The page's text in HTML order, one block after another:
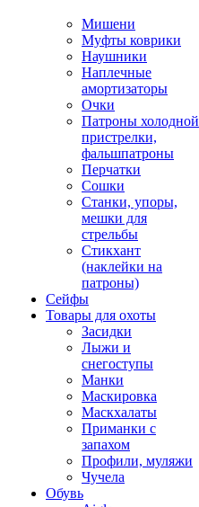
Мишени
Муфты коврики
Наушники
Наплечные
амортизаторы
Очки
Патроны холодной
пристрелки,
фальшпатроны
Перчатки
Сошки
Станки, упоры,
мешки для
стрельбы
Стикхант
(наклейки на
патроны)
Сейфы
Товары для охоты
Засидки
Лыжи и
снегоступы
Манки
Маскировка
Маскхалаты
Приманки с
запахом
Профили, муляжи
Чучела
Обувь